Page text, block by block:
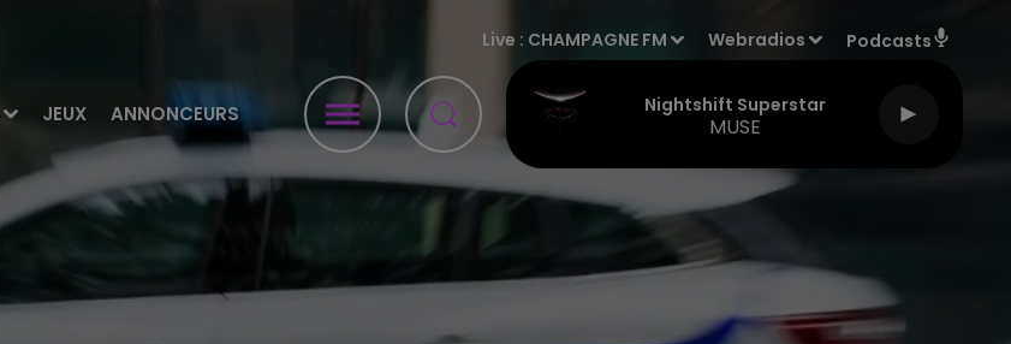
JEUX ANNONCEURS
Live : CHAMPAGNE FM Webradios Podcasts
Nightshift Superstar
MUSE